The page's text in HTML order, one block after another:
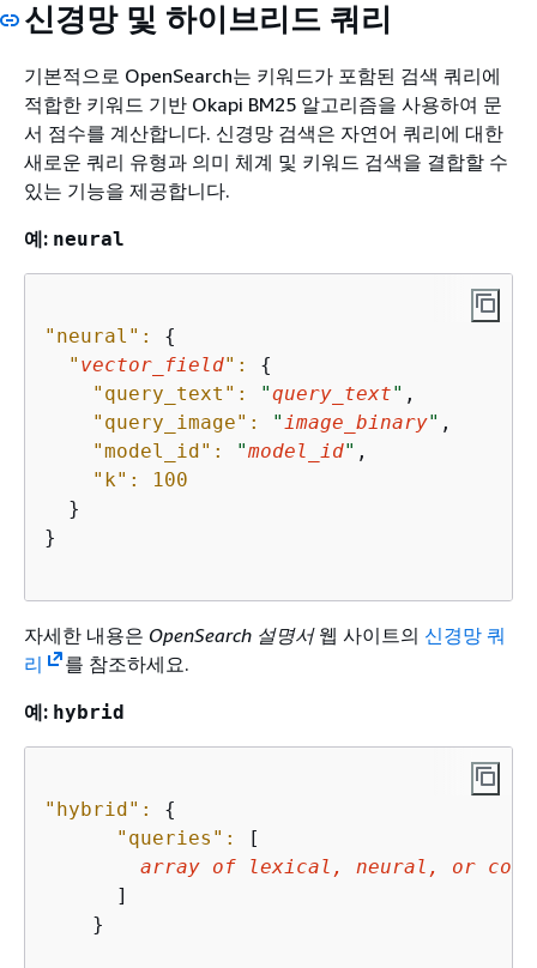
신경망 및 하이브리드 쿼리
기본적으로 OpenSearch는 키워드가 포함된 검색 쿼리에
적합한 키워드 기반 Okapi BM25 알고리즘을 사용하여 문
서 점수를 계산합니다. 신경망 검색은 자연어 쿼리에 대한
새로운 쿼리 유형과 의미 체계 및 키워드 검색을 결합할 수
있는 기능을 제공합니다.
예: neural
"neural":
{
" vector_field":
{
"query_text":
"query_text" ,
"query_image":
" image_binary" ,
"model_id":
"model_id" ,
"k":
100
  }
}
자세한 내용은 OpenSearch 설명서웹 사이트의 신경망 쿼
리
를 참조하세요.
예: hybrid
"hybrid":
{
"queries":
[
array of lexical , neural , or
      ]
    }